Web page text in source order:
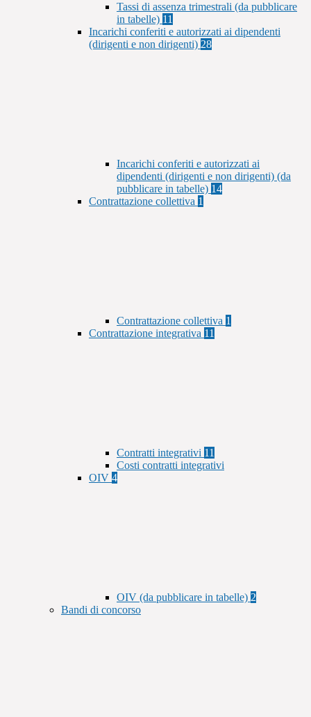
Tassi di assenza trimestrali (da pubblicare
in tabelle) 11
Incarichi conferiti e autorizzati ai dipendenti
(dirigenti e non dirigenti) 28
Incarichi conferiti e autorizzati ai
dipendenti (dirigenti e non dirigenti) (da
pubblicare in tabelle) 14
Contrattazione collettiva 1
Contrattazione collettiva 1
Contrattazione integrativa 11
Contratti integrativi 11
Costi contratti integrativi
OIV 4
OIV (da pubblicare in tabelle) 2
Bandi di concorso